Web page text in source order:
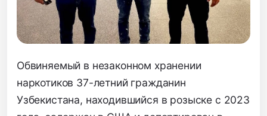
Обвиняемый в незаконном хранении
наркотиков 37-летний гражданин
Узбекистана, находившийся в розыске с 2023